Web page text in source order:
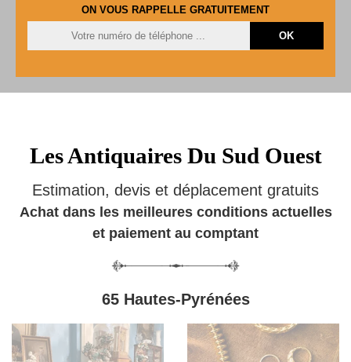
ON VOUS RAPPELLE GRATUITEMENT
Les Antiquaires Du Sud Ouest
Estimation, devis et déplacement gratuits
Achat dans les meilleures conditions actuelles
et paiement au comptant
65 Hautes-Pyrénées